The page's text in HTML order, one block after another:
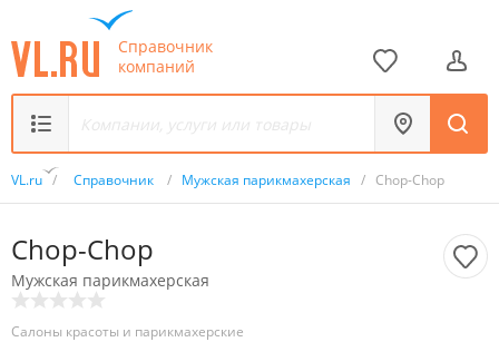
Справочник
компаний
VL.ru / Справочник / Мужская парикмахерская / Chop-Chop
Chop-Chop
Мужская парикмахерская
Салоны красоты и парикмахерские